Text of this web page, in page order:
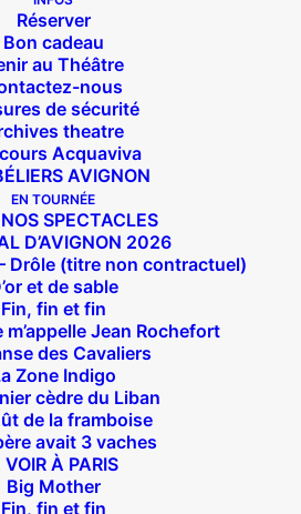
Réserver
Bon cadeau
au Théâtre
nous
de sécurité
theatre
Acquaviva
AVIGNON
EN TOURNÉE
SPECTACLES
D’AVIGNON 2026
Drôle (titre non contractuel)
et de sable
Fin, fin et fin
m’appelle Jean Rochefort
des Cavaliers
Zone Indigo
cèdre du Liban
de la framboise
avait 3 vaches
VOIR À PARIS
Big Mother
Fin, fin et fin